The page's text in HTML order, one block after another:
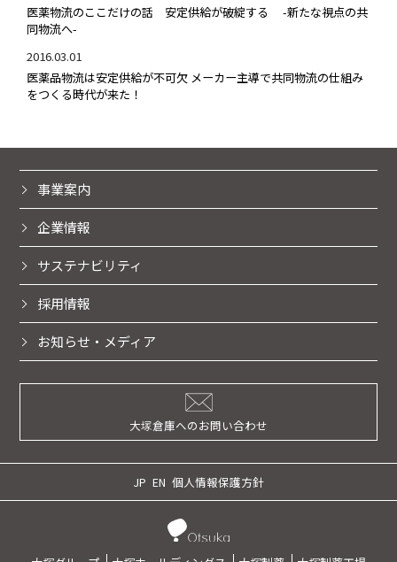
医薬物流のここだけの話 安定供給が破綻する -新たな視点の共
同物流へ-
2016.03.01
医薬品物流は安定供給が不可欠 メーカー主導で共同物流の仕組み
をつくる時代が来た！
事業案内
企業情報
サステナビリティ
採用情報
お知らせ・メディア
大塚倉庫へのお問い合わせ
JP EN 個人情報保護方針